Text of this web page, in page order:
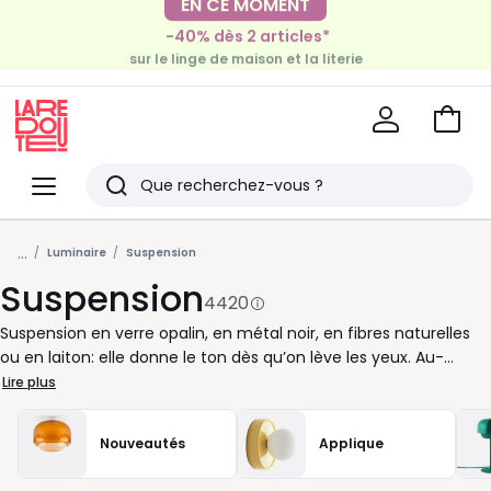
EN CE MOMENT
-30€ tous les 100€*
sur le meuble & la déco
-40% dès 2 articles*
sur le linge de maison et la literie
Menu
Redoute
Rechercher
Derniers
articles
vus
Voir
... Luminaire Suspension
Suspension4420
Suspension en verre opalin, en métal noir, en fibres naturelles
ou en laiton: elle donne le ton dès qu’on lève les yeux. Au-
dessus de la table à manger, elle cadre les repas et diffuse une
lumière agréable. Dans l’entrée, elle accueille sans alourdir
l’espace. Dans une chambre, elle remplace la lampe de chevet
et libère la surface des tables. Pour bien la choisir, pensez
d’abord au volume de la pièce et à la hauteur sous plafond. Un
Lire plus
Nouveautés Applique